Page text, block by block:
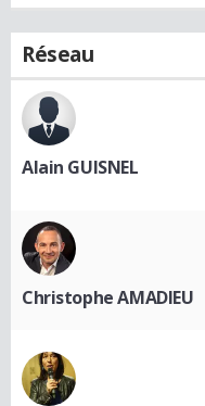
Réseau
Alain GUISNEL
Christophe AMADIEU